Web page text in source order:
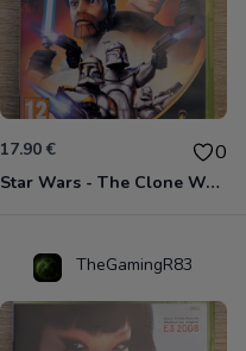
17.90 € 0
Star Wars - The Clone Wars - Les Héros De La République Xbox 360
TheGamingR83